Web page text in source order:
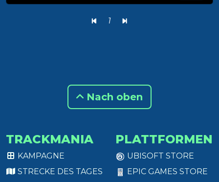
1
Nach oben
TRACKMANIA
KAMPAGNE
STRECKE DES TAGES
PLATTFORMEN
UBISOFT STORE
EPIC GAMES STORE